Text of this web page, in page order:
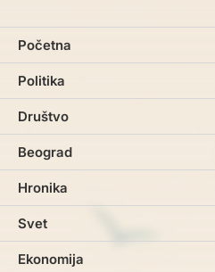
Početna
Politika
Društvo
Beograd
Hronika
Svet
Ekonomija